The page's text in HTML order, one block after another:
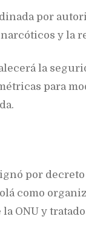
por
y la
la
para
por
como
ONU y